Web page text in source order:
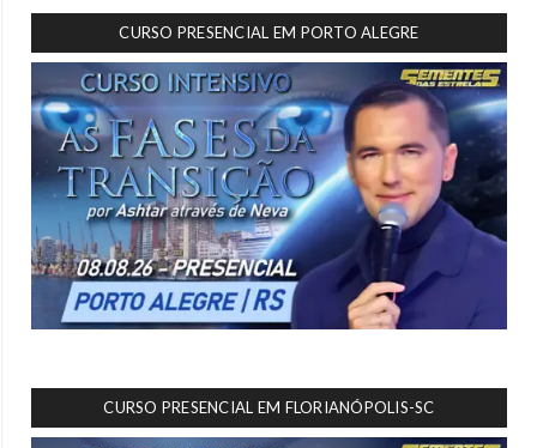
CURSO PRESENCIAL EM PORTO ALEGRE
CURSO PRESENCIAL EM FLORIANÓPOLIS-SC